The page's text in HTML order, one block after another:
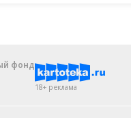
фонд
18+ реклама